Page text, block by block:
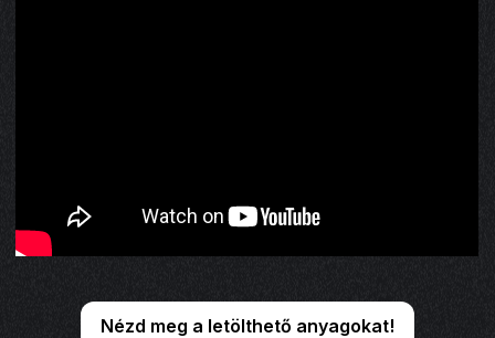
Nézd meg a letölthető anyagokat!